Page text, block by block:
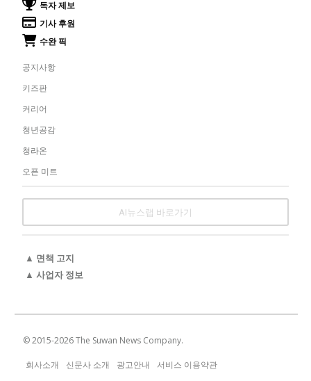
독자 제보
기사 후원
수완 픽
공지사항
키즈판
커리어
청년공감
청라온
오픈 미트
AI뉴스랩 바로가기
▲ 면책 고지
▲ 사업자 정보
© 2015-2026The Suwan News Company.
회사소개 신문사 소개 광고안내
서비스 이용약관